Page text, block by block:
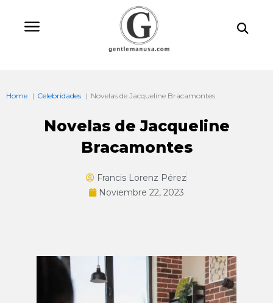
Home Celebridades Novelas de Jacqueline Bracamontes
Novelas de Jacqueline
Bracamontes
Francis Lorenz Pérez
Noviembre 22, 2023